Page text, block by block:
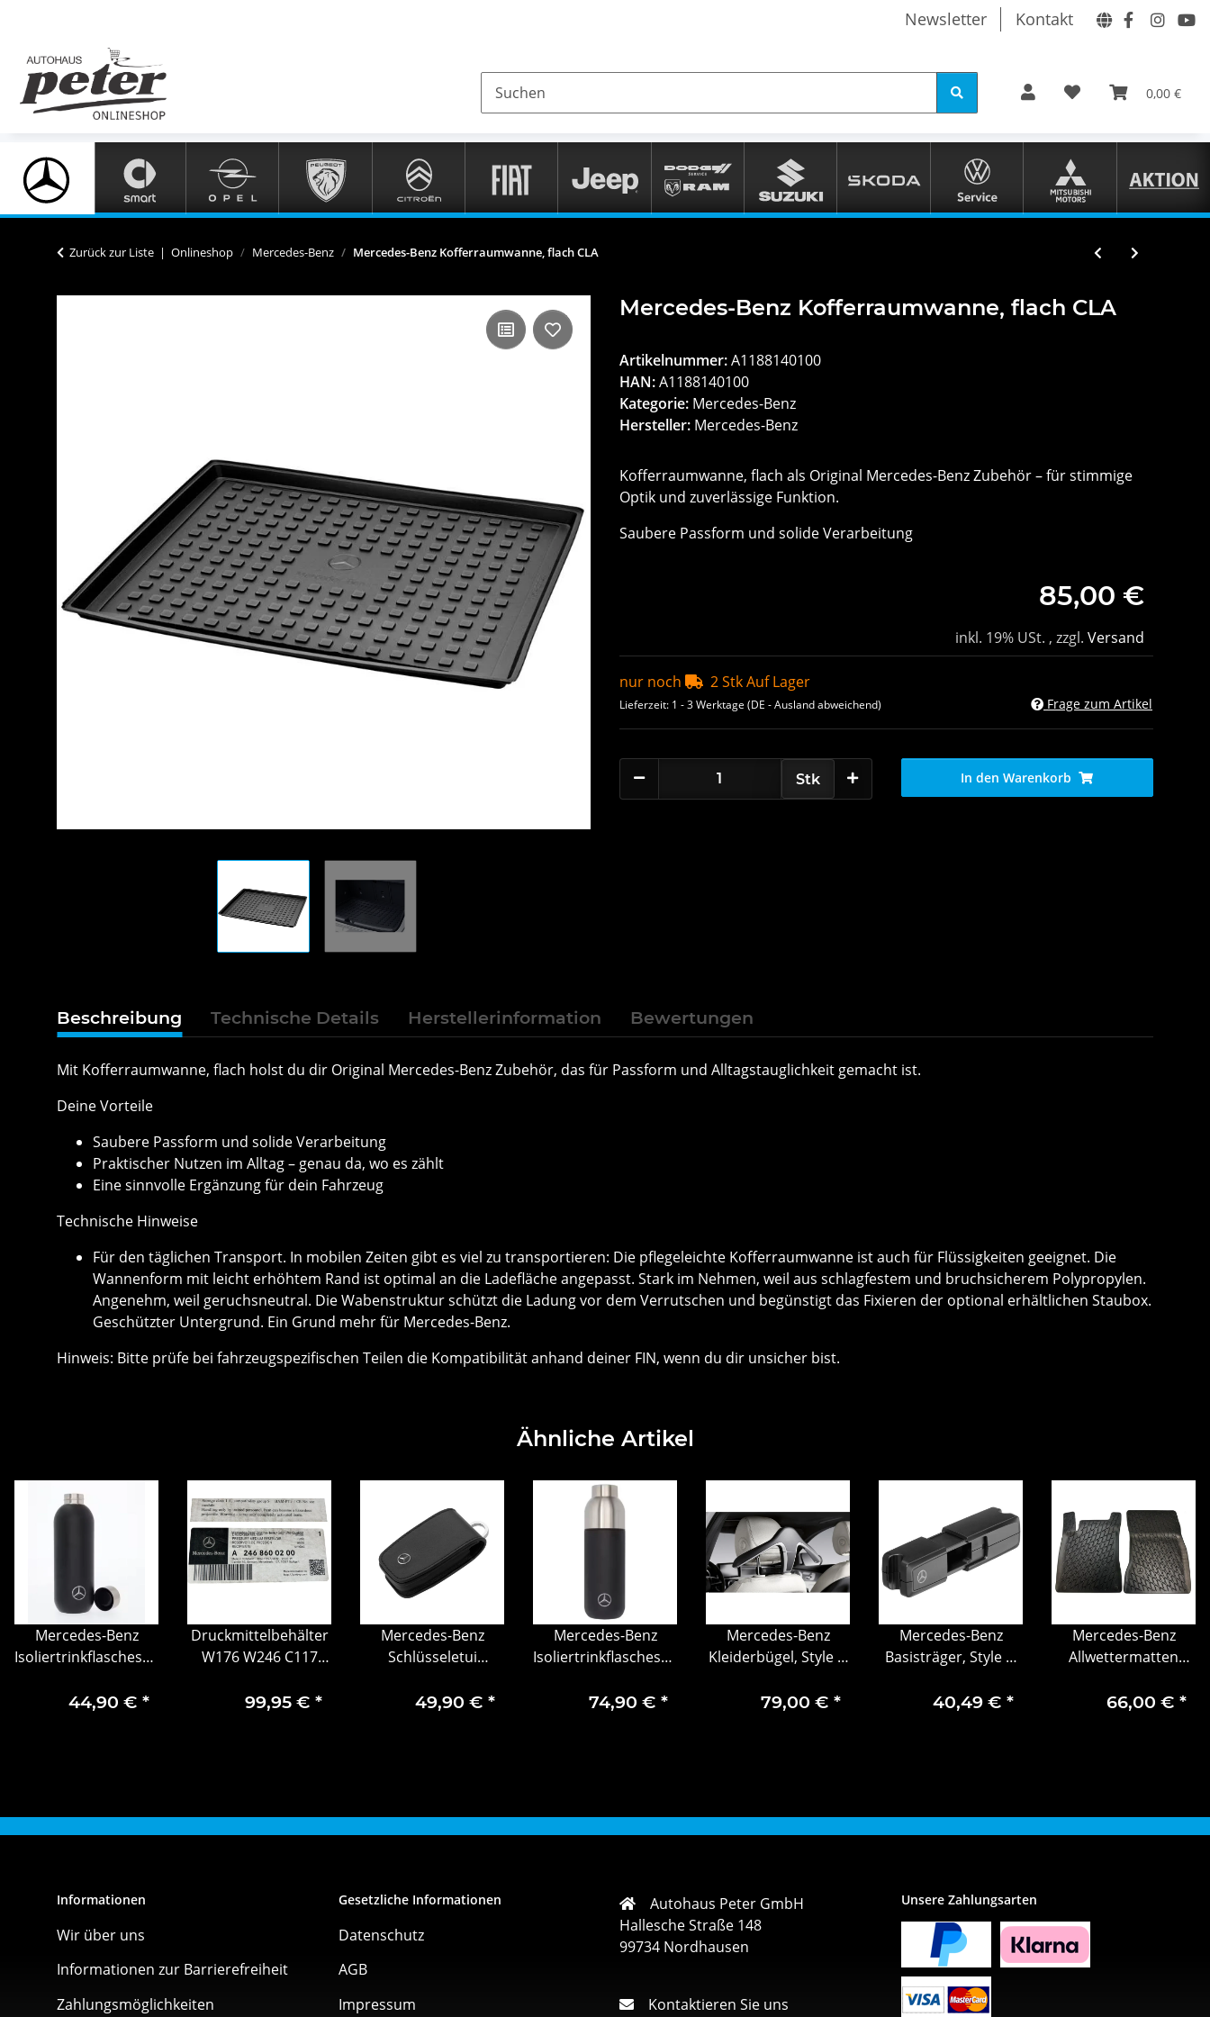
Newsletter Kontakt
0,00 €
Zurück zur Liste Onlineshop Mercedes-Benz Mercedes-Benz Kofferraumwanne, flach CLA
Mercedes-Benz Kofferraumwanne, flach CLA
Artikelnummer:A1188140100
HAN:A1188140100
Kategorie: Mercedes-Benz
Hersteller: Mercedes-Benz
Kofferraumwanne, flach als Original Mercedes-Benz Zubehör – für stimmige
Optik und zuverlässige Funktion.
Saubere Passform und solide Verarbeitung
85,00 €
inkl. 19% USt. , zzgl. Versand
nur noch 2 Stk Auf Lager
Lieferzeit: 1 - 3 Werktage (DE - Ausland abweichend) Frage zum Artikel
Stk In den Warenkorb
Beschreibung Technische Details Herstellerinformation Bewertungen
Mit Kofferraumwanne, flach holst du dir Original Mercedes-Benz Zubehör, das für Passform und Alltagstauglichkeit gemacht ist.
Deine Vorteile
Saubere Passform und solide Verarbeitung
Praktischer Nutzen im Alltag – genau da, wo es zählt
Eine sinnvolle Ergänzung für dein Fahrzeug
Technische Hinweise
Für den täglichen Transport. In mobilen Zeiten gibt es viel zu transportieren: Die pflegeleichte Kofferraumwanne ist auch für Flüssigkeiten geeignet. Die
Wannenform mit leicht erhöhtem Rand ist optimal an die Ladefläche angepasst. Stark im Nehmen, weil aus schlagfestem und bruchsicherem Polypropylen.
Angenehm, weil geruchsneutral. Die Wabenstruktur schützt die Ladung vor dem Verrutschen und begünstigt das Fixieren der optional erhältlichen Staubox.
Geschützter Untergrund. Ein Grund mehr für Mercedes-Benz.
Hinweis: Bitte prüfe bei fahrzeugspezifischen Teilen die Kompatibilität anhand deiner FIN, wenn du dir unsicher bist.
Ähnliche Artikel
Mercedes-Benz
Isoliertrinkflascheschwarz
Edelstahl 600 ml
44,90 € *
Druckmittelbehälter
W176 W246 C117
Originalteile
99,95 € *
Mercedes-Benz
Schlüsseletui
Rindleder Edelstahl
49,90 € *
Mercedes-Benz
Isoliertrinkflascheschwarz
mit Becher 750ml
74,90 € *
Mercedes-Benz
Kleiderbügel, Style &
79,00 € *
Mercedes-Benz
Basisträger, Style &
40,49 € *
Mercedes-Benz
Allwettermatten
Klasse V177
66,00 € *
Informationen
Wir über uns
Informationen zur Barrierefreiheit
Zahlungsmöglichkeiten
Gesetzliche Informationen
Datenschutz
AGB
Impressum
Autohaus Peter GmbH
Hallesche Straße 148
99734 Nordhausen
Kontaktieren Sie uns
Unsere Zahlungsarten